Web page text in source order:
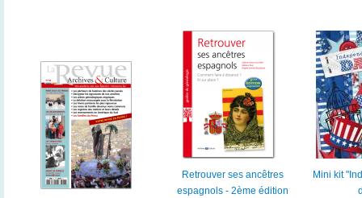
Retrouver ses ancêtres
espagnols - 2ème édition
Mini kit